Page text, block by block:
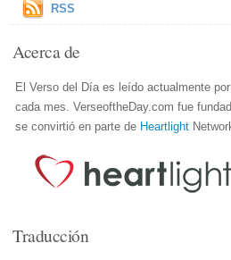
RSS
Acerca de
El Verso del Día es leído actualmente
cada mes. VerseoftheDay.com fue
se convirtió en parte de Heartlight
Traducción